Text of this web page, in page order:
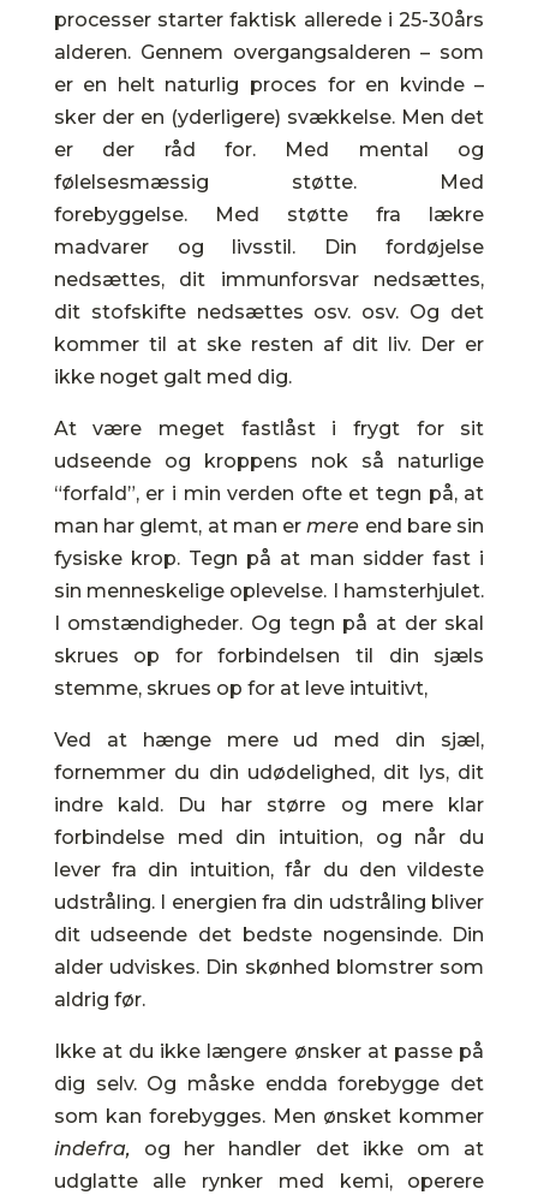
processer starter faktisk allerede i 25-30års
alderen. Gennem overgangsalderen – som
er en helt naturlig proces for en kvinde –
sker der en (yderligere) svækkelse. Men det
er der råd for. Med mental og
følelsesmæssig støtte. Med
forebyggelse.
Med støtte fra lækre
madvarer og livsstil. Din fordøjelse
nedsættes, dit immunforsvar nedsættes,
dit stofskifte nedsættes osv. osv. Og det
kommer til at ske resten af dit liv. Der er
ikke noget galt med dig.
At være meget fastlåst i frygt for sit
udseende og kroppens nok så naturlige
“forfald”, er i min verden ofte et tegn på, at
man har glemt, at man ermere end bare sin
fysiske krop. Tegn på at man sidder fast i
sin menneskelige oplevelse. I hamsterhjulet.
I omstændigheder. Og tegn på at der skal
skrues op for forbindelsen til din sjæls
stemme, skrues op for at leve intuitivt,
Ved at hænge mere ud med din sjæl,
fornemmer du din udødelighed, dit lys, dit
indre kald. Du har større og mere klar
forbindelse med din intuition, og når du
lever fra din intuition, får du den vildeste
udstråling. I energien fra din udstråling bliver
dit udseende det bedste nogensinde. Din
alder udviskes. Din skønhed blomstrer som
aldrig før.
Ikke at du ikke længere ønsker at passe på
dig selv. Og måske endda forebygge det
som kan forebygges. Men ønsket kommer
indefra, og her handler det ikke om at
udglatte alle rynker med kemi, operere